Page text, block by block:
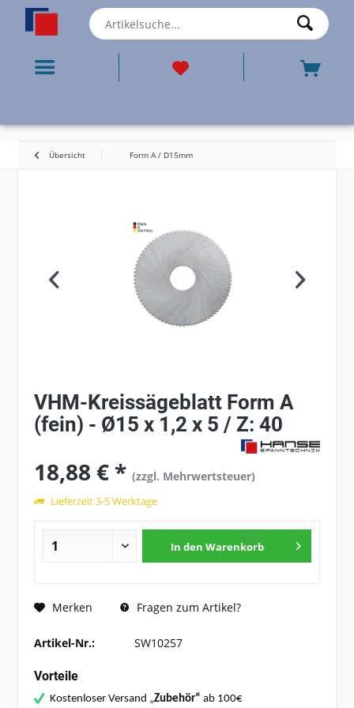
Übersicht Form A / D15mm
VHM-Kreissägeblatt Form A
(fein) - Ø15 x 1,2 x 5 / Z: 40
18,88 € *(zzgl. Mehrwertsteuer)
Lieferzeit 3-5 Werktage
In den Warenkorb
Merken Fragen zum Artikel?
Artikel-Nr.: SW10257
Vorteile
Kostenloser Versand „Zubehör“ ab 100€